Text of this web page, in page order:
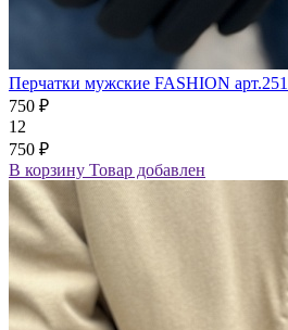
Перчатки мужские FASHION
750 ₽
12
750 ₽
В корзину Товар добавлен